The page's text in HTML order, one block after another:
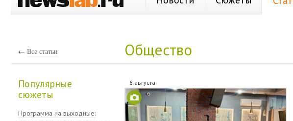
← Все статьи Общество
Популярные
сюжеты
Программа на выходные:
6 августа